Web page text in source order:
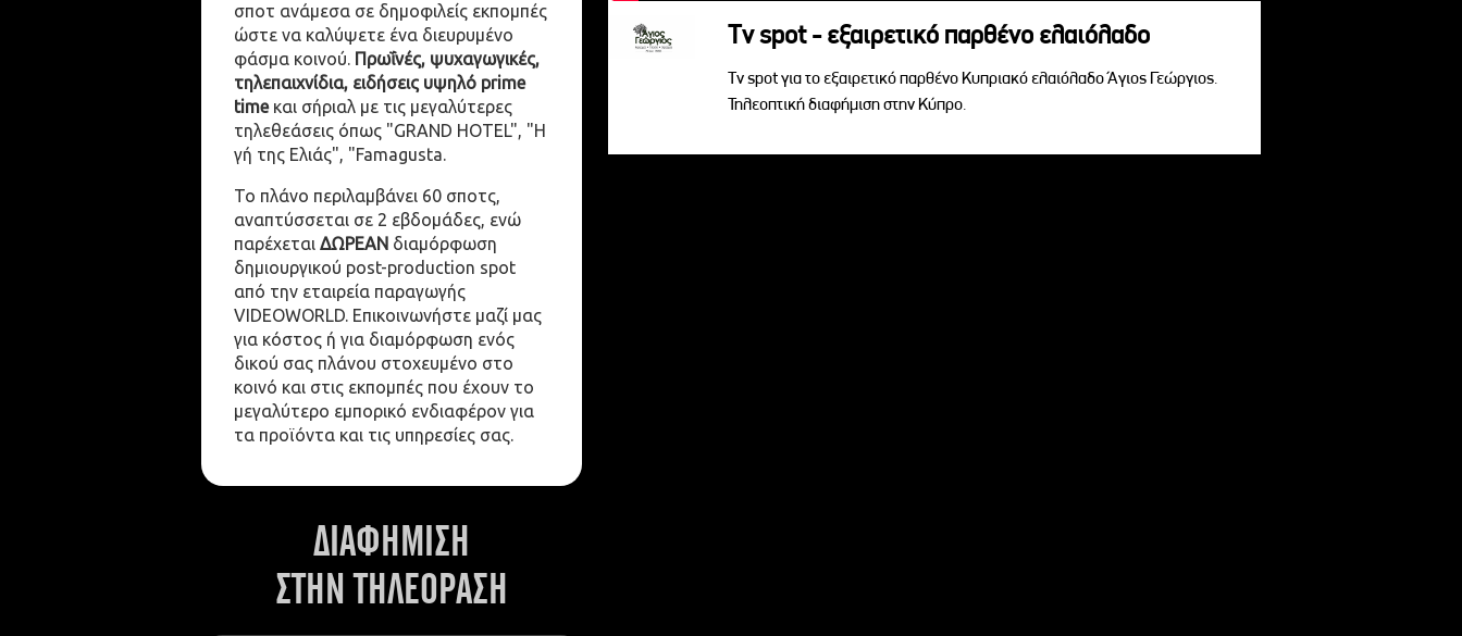
σποτ ανάμεσα σε δημοφιλείς εκπομπές
ώστε να καλύψετε ένα διευρυμένο
φάσμα κοινού. Πρωΐνές, ψυχαγωγικές,
τηλεπαιχνίδια, ειδήσεις υψηλό prime
timeκαι σήριαλ με τις μεγαλύτερες
τηλεθεάσεις όπως "GRAND HOTEL", "Η
γή της Ελιάς", "Famagusta.
Το πλάνο περιλαμβάνει 60 σποτς,
αναπτύσσεται σε 2 εβδομάδες, ενώ
παρέχεται ΔΩΡΕΑΝ διαμόρφωση
δημιουργικού post-production spot
από την εταιρεία παραγωγής
VIDEOWORLD. Επικοινωνήστε μαζί μας
για κόστος ή για διαμόρφωση ενός
δικού σας πλάνου στοχευμένο στο
κοινό και στις εκπομπές που έχουν το
μεγαλύτερο εμπορικό ενδιαφέρον για
τα προϊόντα και τις υπηρεσίες σας.
ΔΙΑΦΗΜΙΣΗ
ΣΤΗΝ ΤΗΛΕΟΡΑΣΗ
Tv spot - εξαιρετικό παρθένο ελαιόλαδο
Tv spot για το εξαιρετικό παρθένο Κυπριακό ελαιόλαδο Άγιος Γεώργιος.
Τηλεοπτική διαφήμιση στην Κύπρο.